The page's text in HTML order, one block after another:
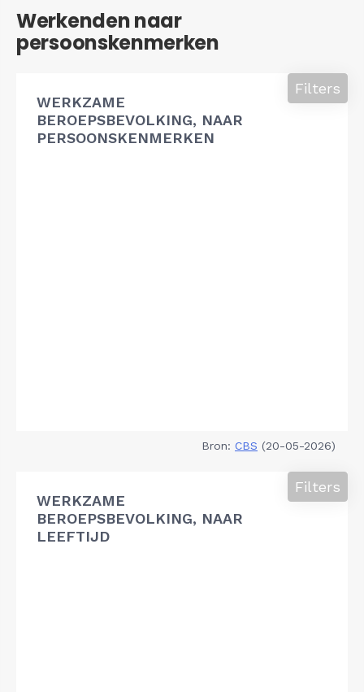
Werkenden naar
persoonskenmerken
WERKZAME
BEROEPSBEVOLKING, NAAR
PERSOONSKENMERKEN
Filters
Bron: CBS (20-05-2026)
WERKZAME
BEROEPSBEVOLKING, NAAR
LEEFTIJD
Filters